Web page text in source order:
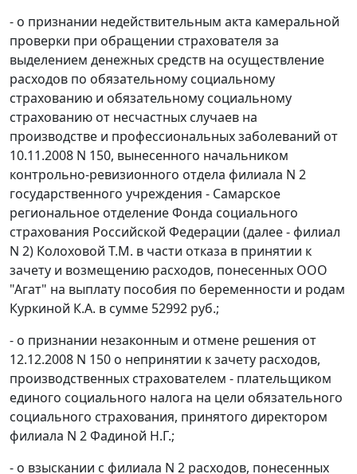
- о признании недействительным акта камеральной
проверки при обращении страхователя за
выделением денежных средств на осуществление
расходов по обязательному социальному
страхованию и обязательному социальному
страхованию от несчастных случаев на
производстве и профессиональных заболеваний от
10.11.2008 N 150, вынесенного начальником
контрольно-ревизионного отдела филиала N 2
государственного учреждения - Самарское
региональное отделение Фонда социального
страхования Российской Федерации (далее - филиал
N 2) Колоховой Т.М. в части отказа в принятии к
зачету и возмещению расходов, понесенных ООО
"Агат" на выплату пособия по беременности и родам
Куркиной К.А. в сумме 52992 руб.;
- о признании незаконным и отмене решения от
12.12.2008 N 150 о непринятии к зачету расходов,
производственных страхователем - плательщиком
единого социального налога на цели обязательного
социального страхования, принятого директором
филиала N 2 Фадиной Н.Г.;
- о взыскании с филиала N 2 расходов, понесенных